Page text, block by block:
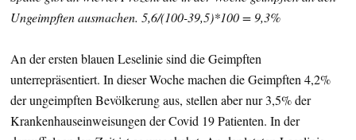
Ungeimpften ausmachen. 5,6/(100-39,5)*100 = 9,3%
An der ersten blauen Leselinie sind die Geimpften
unterrepräsentiert. In dieser Woche machen die Geimpften 4,2%
der ungeimpften Bevölkerung aus, stellen aber nur 3,5% der
Krankenhauseinweisungen der Covid 19 Patienten. In der